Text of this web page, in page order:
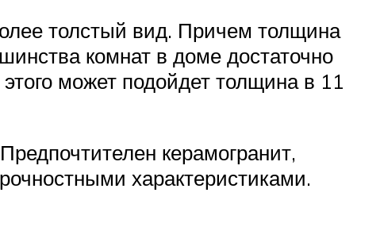
толстый вид. Причем толщина
комнат в доме достаточно
может подойдет толщина в 11
керамогранит,
характеристиками.